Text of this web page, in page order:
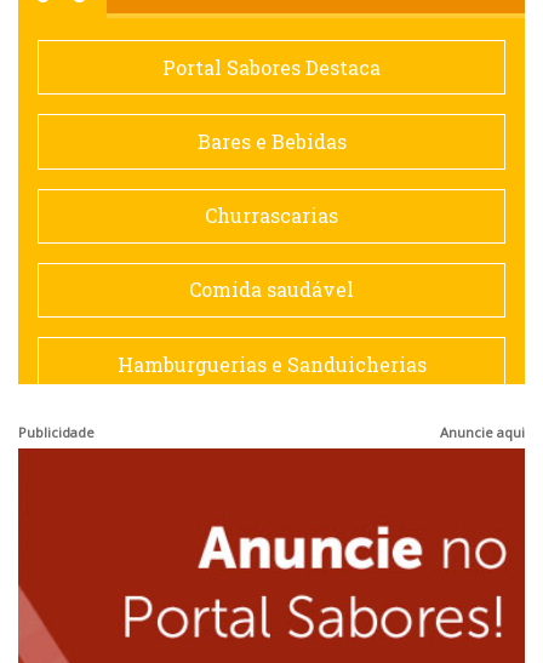
Comida saudável
Contemporânea
Doceria
Espanhola
Francesa
Japonesa e Oriental
Lanchonetes
Portal Sabores Destaca
Bares e Bebidas
Churrascarias
Comida saudável
Hamburguerias e Sanduicherias
Publicidade Anuncie aqui